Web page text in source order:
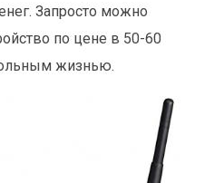
Запросто можно
по цене в 50-60
жизнью.